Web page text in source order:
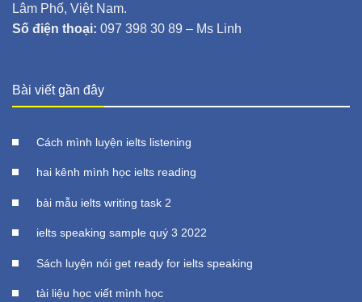
Lâm Phố, Việt Nam.
Số điện thoại: 097 398 30 89 – Ms Linh
Bài viết gần đây
Cách mình luyện ielts listening
hai kênh mình học ielts reading
bài mẫu ielts writing task 2
ielts speaking sample quý 3 2022
Sách luyện nói get ready for ielts speaking
tài liệu học viết mình học